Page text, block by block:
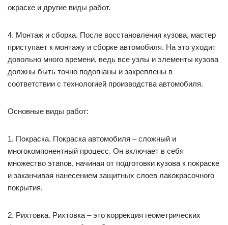
окраске и другие виды работ.
4. Монтаж и сборка. После восстановления кузова, мастер
приступает к монтажу и сборке автомобиля. На это уходит
довольно много времени, ведь все узлы и элементы кузова
должны быть точно подогнаны и закреплены в
соответствии с технологией производства автомобиля.
Основные виды работ:
1. Покраска. Покраска автомобиля – сложный и
многокомпонентный процесс. Он включает в себя
множество этапов, начиная от подготовки кузова к покраске
и заканчивая нанесением защитных слоев лакокрасочного
покрытия.
2. Рихтовка. Рихтовка – это коррекция геометрических